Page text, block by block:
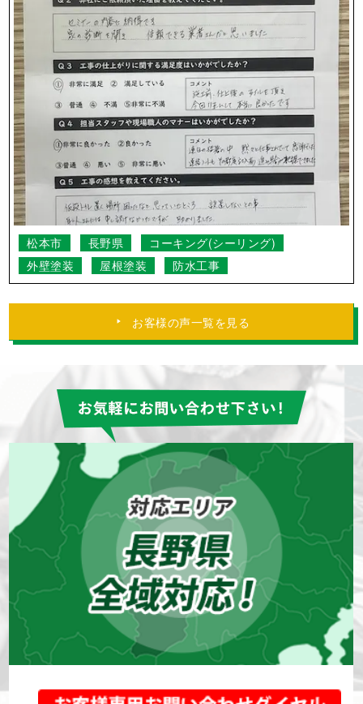
松本市 長野県
コーキング(シーリング)
外壁塗装
屋根塗装 防水工事
お客様の声一覧を見る